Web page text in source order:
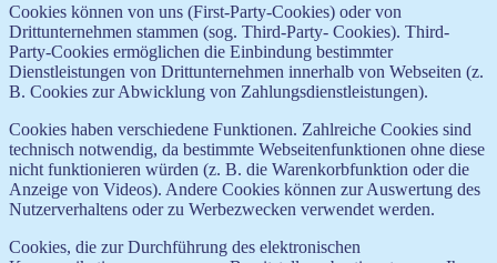
Cookies können von uns (First-Party-Cookies) oder von
Drittunternehmen stammen (sog. Third-Party- Cookies). Third-
Party-Cookies ermöglichen die Einbindung bestimmter
Dienstleistungen von Drittunternehmen innerhalb von Webseiten (z.
B. Cookies zur Abwicklung von Zahlungsdienstleistungen).
Cookies haben verschiedene Funktionen. Zahlreiche Cookies sind
technisch notwendig, da bestimmte Webseitenfunktionen ohne diese
nicht funktionieren würden (z. B. die Warenkorbfunktion oder die
Anzeige von Videos). Andere Cookies können zur Auswertung des
Nutzerverhaltens oder zu Werbezwecken verwendet werden.
Cookies, die zur Durchführung des elektronischen